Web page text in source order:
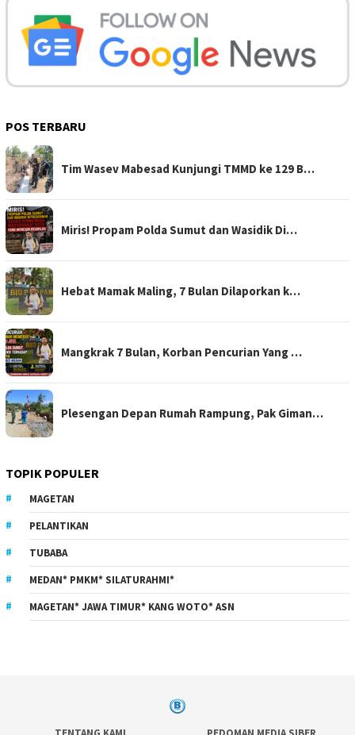
POS TERBARU
Tim Wasev Mabesad Kunjungi TMMD ke 129 B…
Miris! Propam Polda Sumut dan Wasidik Di…
Hebat Mamak Maling, 7 Bulan Dilaporkan k…
Mangkrak 7 Bulan, Korban Pencurian Yang …
Plesengan Depan Rumah Rampung, Pak Giman…
TOPIK POPULER
MAGETAN
PELANTIKAN
TUBABA
MEDAN* PMKM* SILATURAHMI*
MAGETAN* JAWA TIMUR* KANG WOTO* ASN